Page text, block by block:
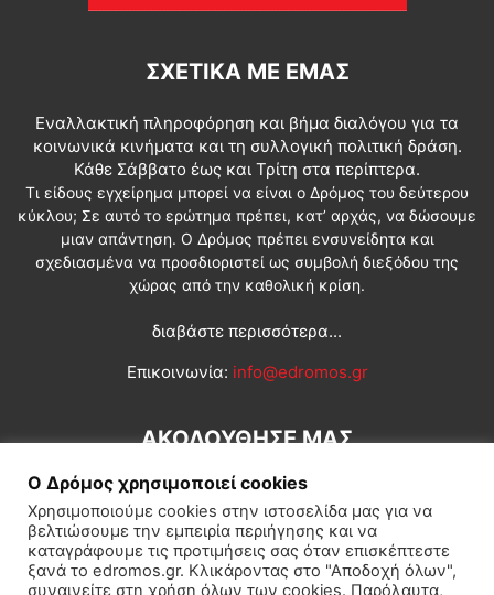
ΣΧΕΤΙΚΆ ΜΕ ΕΜΆΣ
Εναλλακτική πληροφόρηση και βήμα διαλόγου για τα
κοινωνικά κινήματα και τη συλλογική πολιτική δράση.
Κάθε Σάββατο έως και Τρίτη στα περίπτερα.
Τι είδους εγχείρημα μπορεί να είναι ο Δρόμος του δεύτερου
κύκλου; Σε αυτό το ερώτημα πρέπει, κατ’ αρχάς, να δώσουμε
μιαν απάντηση. Ο Δρόμος πρέπει ενσυνείδητα και
σχεδιασμένα να προσδιοριστεί ως συμβολή διεξόδου της
χώρας από την καθολική κρίση.
διαβάστε περισσότερα...
Επικοινωνία: info@edromos.gr
ΑΚΟΛΟΥΘΗΣΕ ΜΑΣ
Ο Δρόμος χρησιμοποιεί cookies
Χρησιμοποιούμε cookies στην ιστοσελίδα μας για να
βελτιώσουμε την εμπειρία περιήγησης και να
καταγράφουμε τις προτιμήσεις σας όταν επισκέπτεστε
ξανά το edromos.gr. Κλικάροντας στο "Αποδοχή όλων",
συναινείτε στη χρήση όλων των cookies. Παρόλαυτα,